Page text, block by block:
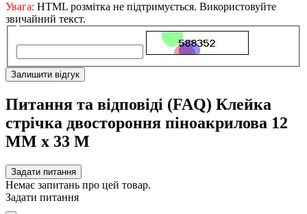
Увага: HTML розмітка не підтримується. Використовуйте
звичайний текст.
Залишити відгук
Питання та відповіді (FAQ) Клейка
стрічка двостороння піноакрилова 12
ММ х 33 М
Задати питання
Немає запитань про цей товар.
Задати питання